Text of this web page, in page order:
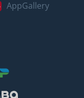
AppGallery